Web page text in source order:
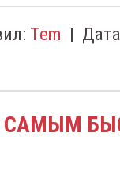
Tem |
САМЫМ